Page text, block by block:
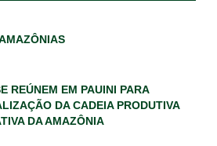
REÚNEM EM PAUINI PARA
DA CADEIA PRODUTIVA
DA AMAZÔNIA